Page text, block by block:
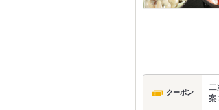
クーポン
二
案